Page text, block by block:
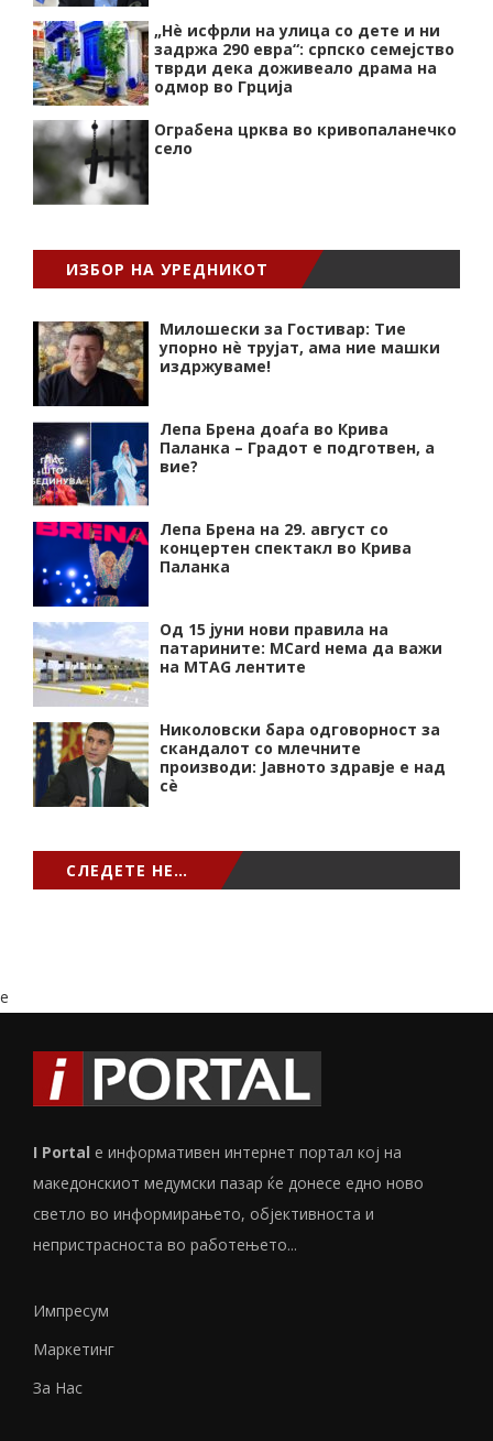
„Нѐ исфрли на улица со дете и ни
задржа 290 евра“: српско семејство
тврди дека доживеало драма на
одмор во Грција
Ограбена црква во кривопаланечко
село
ИЗБОР НА УРЕДНИКОТ
Милошески за Гостивар: Тие
упорно нѐ трујат, ама ние машки
издржуваме!
Лепа Брена доаѓа во Крива
Паланка – Градот е подготвен, а
вие?
Лепа Брена на 29. август со
концертен спектакл во Крива
Паланка
Од 15 јуни нови правила на
патарините: MCard нема да важи
на MTAG лентите
Николовски бара одговорност за
скандалот со млечните
производи: Јавното здравје е над
сѐ
СЛЕДЕТЕ НЕ…
e
I Portal е информативен интернет портал кој на
македонскиот медумски пазар ќе донесе едно ново
светло во информирањето, објективноста и
непристрасноста во работењето...
Импресум
Маркетинг
За Нас